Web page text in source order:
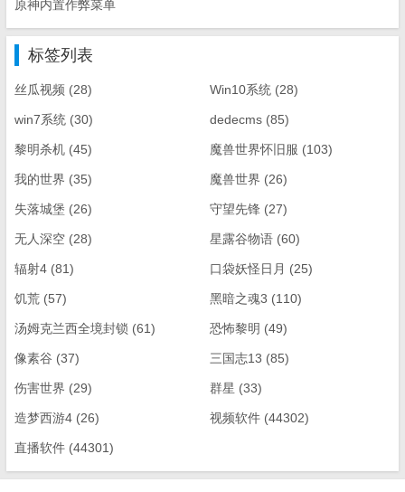
原神内置作弊菜单
标签列表
丝瓜视频 (28) Win10系统 (28)
win7系统 (30) dedecms (85)
黎明杀机 (45) 魔兽世界怀旧服 (103)
我的世界 (35) 魔兽世界 (26)
失落城堡 (26) 守望先锋 (27)
无人深空 (28) 星露谷物语 (60)
辐射4 (81) 口袋妖怪日月 (25)
饥荒 (57) 黑暗之魂3 (110)
汤姆克兰西全境封锁 (61) 恐怖黎明 (49)
像素谷 (37) 三国志13 (85)
伤害世界 (29) 群星 (33)
造梦西游4 (26) 视频软件 (44302)
直播软件 (44301)